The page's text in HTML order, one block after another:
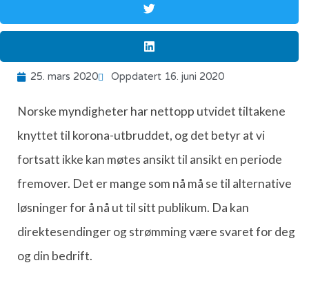
25. mars 2020 Oppdatert 16. juni 2020
Norske myndigheter har nettopp utvidet tiltakene
knyttet til korona-utbruddet, og det betyr at vi
fortsatt ikke kan møtes ansikt til ansikt en periode
fremover. Det er mange som nå må se til alternative
løsninger for å nå ut til sitt publikum. Da kan
direktesendinger og strømming være svaret for deg
og din bedrift.